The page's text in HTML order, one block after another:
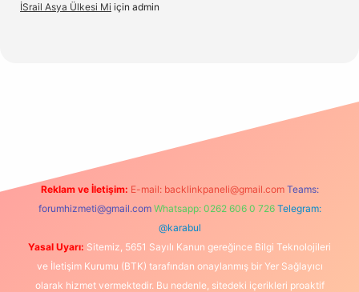
İSrail Asya Ülkesi Mi için admin
Reklam ve İletişim: E-mail: backlinkpaneli@gmail.com Teams:
forumhizmeti@gmail.com Whatsapp: 0262 606 0 726 Telegram:
@karabul
Yasal Uyarı: Sitemiz, 5651 Sayılı Kanun gereğince Bilgi Teknolojileri
ve İletişim Kurumu (BTK) tarafından onaylanmış bir Yer Sağlayıcı
olarak hizmet vermektedir. Bu nedenle, sitedeki içerikleri proaktif